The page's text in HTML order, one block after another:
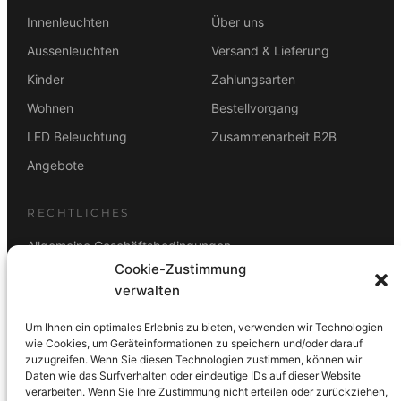
Cookie-Zustimmung
verwalten
Um Ihnen ein optimales Erlebnis zu bieten, verwenden wir Technologien
wie Cookies, um Geräteinformationen zu speichern und/oder darauf
zuzugreifen. Wenn Sie diesen Technologien zustimmen, können wir
Daten wie das Surfverhalten oder eindeutige IDs auf dieser Website
verarbeiten. Wenn Sie Ihre Zustimmung nicht erteilen oder zurückziehen,
Innenleuchten
Aussenleuchten
Kinder
Wohnen
LED Beleuchtung
Angebote
Über uns
Versand & Lieferung
Zahlungsarten
Bestellvorgang
Zusammenarbeit B2B
RECHTLICHES
Allgemeine Geschäftsbedingungen
Rücktrittsbelehrung
ZAHLUNGSARTEN
Vorkasse Visa Mastercard Link PayPal G-Pay